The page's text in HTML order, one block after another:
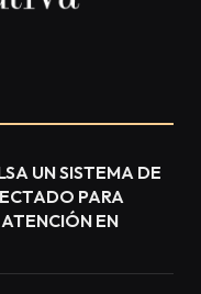
UN SISTEMA DE
PARA
EN